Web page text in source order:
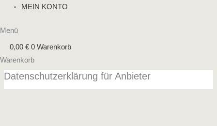
MEIN KONTO
Menü
0,00 € 0 Warenkorb
Warenkorb
Datenschutzerklärung für Anbieter